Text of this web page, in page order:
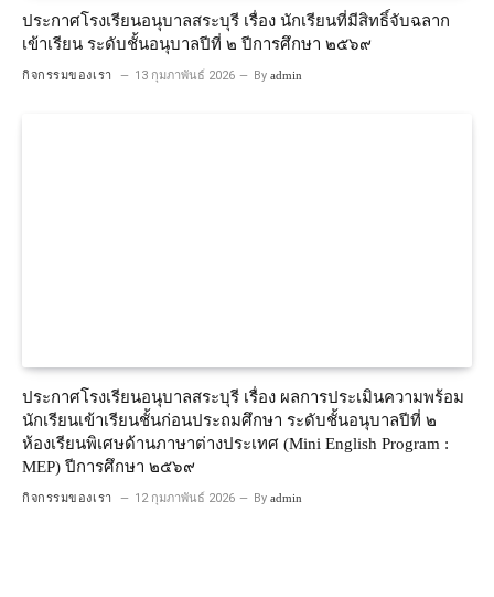
ประกาศโรงเรียนอนุบาลสระบุรี เรื่อง นักเรียนที่มีสิทธิ์จับฉลาก
เข้าเรียน ระดับชั้นอนุบาลปีที่ ๒ ปีการศึกษา ๒๕๖๙
กิจกรรมของเรา 13 กุมภาพันธ์ 2026 By admin
ประกาศโรงเรียนอนุบาลสระบุรี เรื่อง ผลการประเมินความพร้อม
นักเรียนเข้าเรียนชั้นก่อนประถมศึกษา ระดับชั้นอนุบาลปีที่ ๒
ห้องเรียนพิเศษด้านภาษาต่างประเทศ (Mini English Program :
MEP) ปีการศึกษา ๒๕๖๙
กิจกรรมของเรา 12 กุมภาพันธ์ 2026 By admin